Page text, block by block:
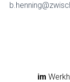
im